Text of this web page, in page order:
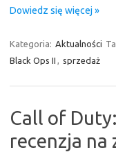
Dowiedz się więcej »
Kategoria: Aktualności
Black Ops II
sprzedaż
Call of
recenzja na